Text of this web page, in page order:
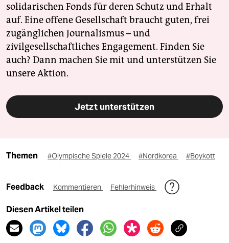
solidarischen Fonds für deren Schutz und Erhalt
auf. Eine offene Gesellschaft braucht guten, frei
zugänglichen Journalismus – und
zivilgesellschaftliches Engagement. Finden Sie
auch? Dann machen Sie mit und unterstützen Sie
unsere Aktion.
Jetzt unterstützen
Themen #Olympische Spiele 2024 #Nordkorea #Boykott
Feedback Kommentieren Fehlerhinweis
Diesen Artikel teilen